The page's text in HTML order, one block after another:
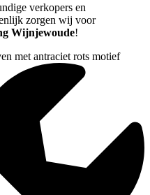
verkopers en
zorgen wij voor
Wijnjewoude!